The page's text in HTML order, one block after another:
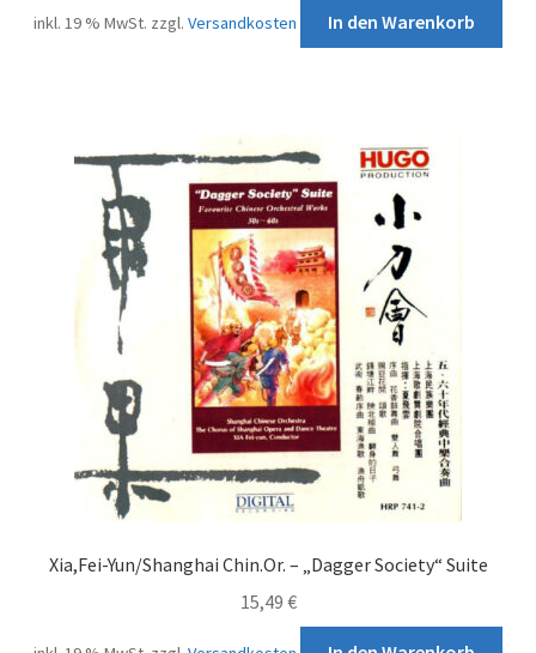
inkl. 19 % MwSt. zzgl.Versandkosten In den Warenkorb
Xia,Fei-Yun/Shanghai Chin.Or. – „Dagger Society“ Suite
15,49 €